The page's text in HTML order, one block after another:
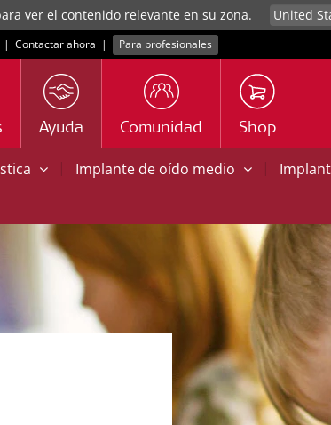
ver el contenido relevante en su zona.
| Contactar ahora | Para profesionales
Ayuda Comunidad Shop
| Implante de oído medio |